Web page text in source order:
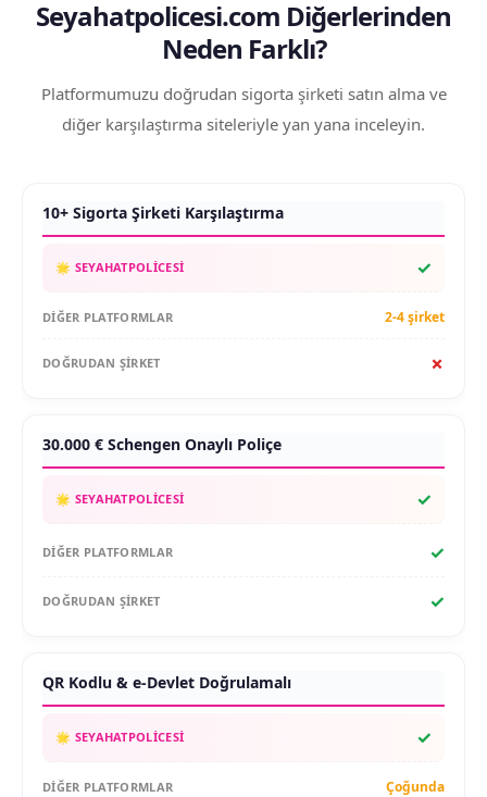
Seyahatpolicesi.com Diğerlerinden
Neden Farklı?
Platformumuzu doğrudan sigorta şirketi satın alma ve
diğer karşılaştırma siteleriyle yan yana inceleyin.
10+ Sigorta Şirketi Karşılaştırma
✓
2-4 şirket
✗
30.000 € Schengen Onaylı Poliçe
✓
✓
✓
QR Kodlu & e-Devlet Doğrulamalı
✓
Çoğunda